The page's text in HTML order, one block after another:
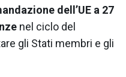
dell’UE a 27
nel ciclo del
gli Stati membri e gli